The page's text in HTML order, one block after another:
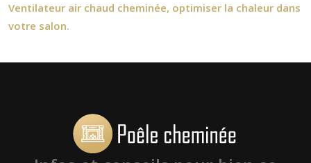
Ventilateur air chaud cheminée, optimiser la chaleur dans
votre salon.